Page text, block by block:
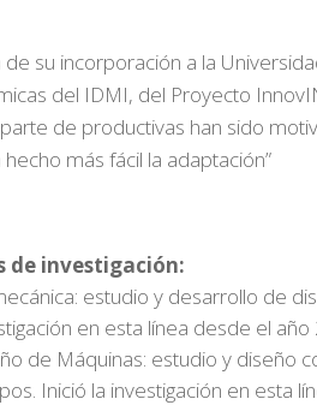
de su incorporación a la
del IDMI, del Proyecto
de productivas han sido
más fácil la adaptación”
de investigación:
estudio y desarrollo de
en esta línea desde el
de Máquinas: estudio y diseño
Inició la investigación en esta